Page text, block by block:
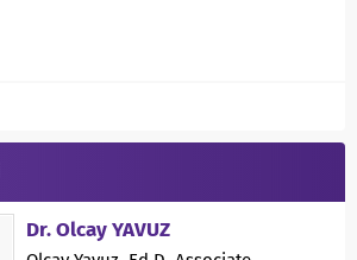
Dr. Olcay YAVUZ